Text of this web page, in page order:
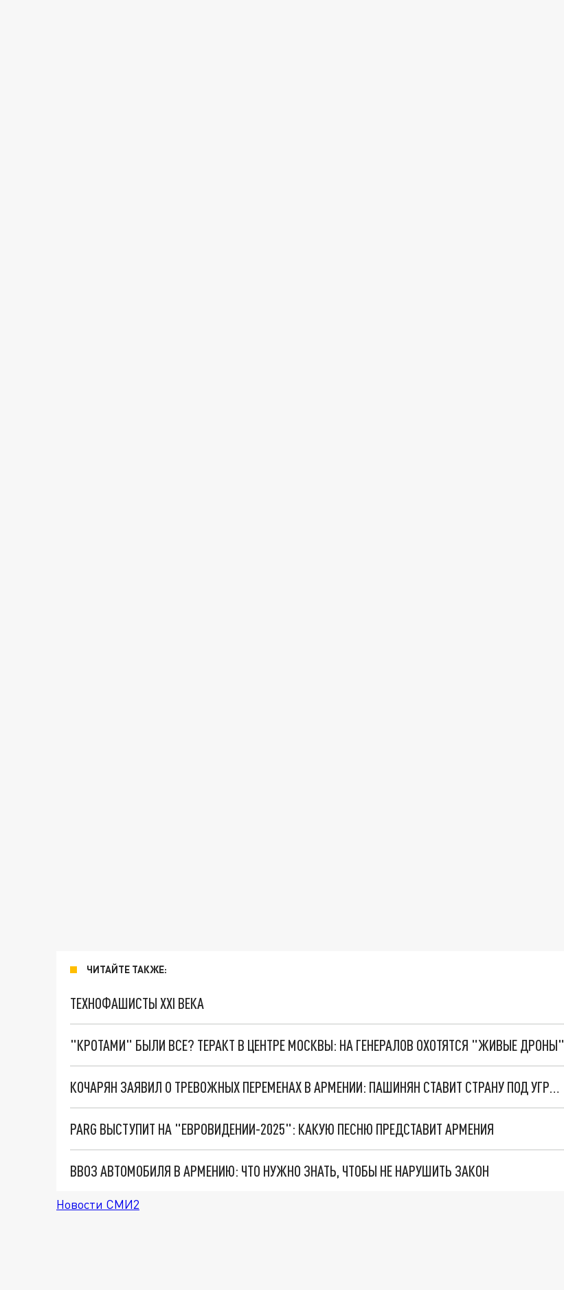
ЧИТАЙТЕ ТАКЖЕ:
ТЕХНОФАШИСТЫ XXI ВЕКА
"КРОТАМИ" БЫЛИ ВСЕ? ТЕРАКТ В ЦЕНТРЕ МОСКВЫ: НА ГЕНЕРАЛОВ ОХОТЯТСЯ "ЖИВЫЕ ДРОНЫ"
КОЧАРЯН ЗАЯВИЛ О ТРЕВОЖНЫХ ПЕРЕМЕНАХ В АРМЕНИИ: ПАШИНЯН СТАВИТ СТРАНУ ПОД УГРОЗУ
PARG ВЫСТУПИТ НА "ЕВРОВИДЕНИИ-2025": КАКУЮ ПЕСНЮ ПРЕДСТАВИТ АРМЕНИЯ
ВВОЗ АВТОМОБИЛЯ В АРМЕНИЮ: ЧТО НУЖНО ЗНАТЬ, ЧТОБЫ НЕ НАРУШИТЬ ЗАКОН
Новости СМИ2